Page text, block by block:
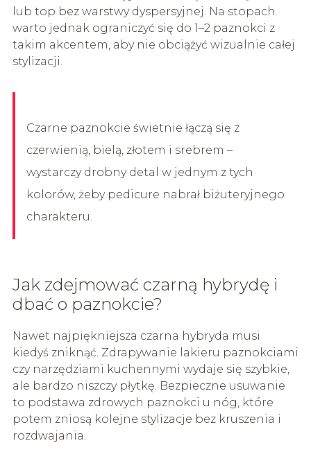
lub top bez warstwy dyspersyjnej. Na stopach
warto jednak ograniczyć się do 1–2 paznokci z
takim akcentem, aby nie obciążyć wizualnie całej
stylizacji.
Czarne paznokcie świetnie łączą się z
czerwienią, bielą, złotem i srebrem –
wystarczy drobny detal w jednym z tych
kolorów, żeby pedicure nabrał biżuteryjnego
charakteru.
Jak zdejmować czarną hybrydę i
dbać o paznokcie?
Nawet najpiękniejsza czarna hybryda musi
kiedyś zniknąć. Zdrapywanie lakieru paznokciami
czy narzędziami kuchennymi wydaje się szybkie,
ale bardzo niszczy płytkę. Bezpieczne usuwanie
to podstawa zdrowych paznokci u nóg, które
potem zniosą kolejne stylizacje bez kruszenia i
rozdwajania.